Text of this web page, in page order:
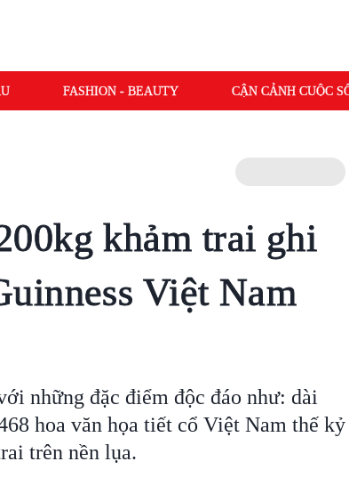
FASHION - BEAUTY CẬN CẢNH CUỘC
khảm trai ghi
Việt Nam
những đặc điểm độc đáo như: dài
hoa văn họa tiết cổ Việt Nam thế kỷ
trên nền lụa.